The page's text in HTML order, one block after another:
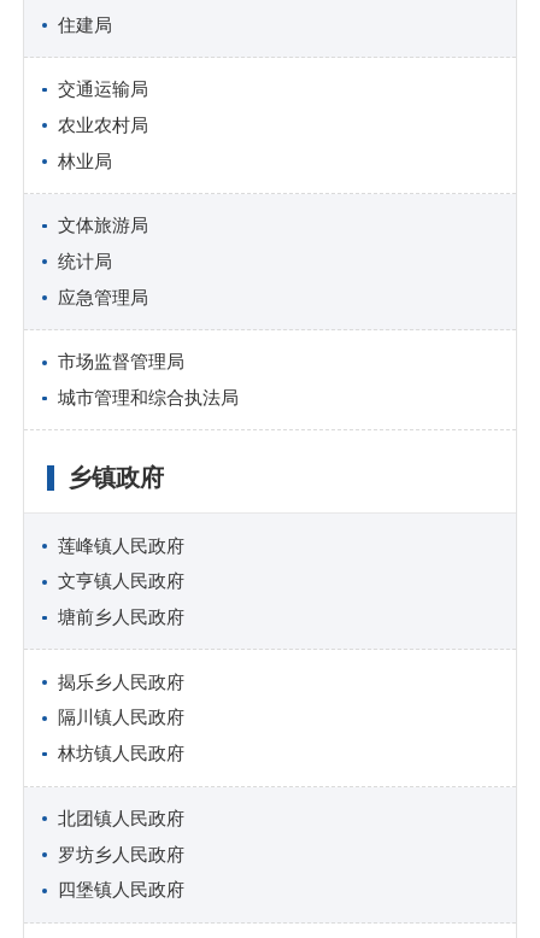
住建局
交通运输局
农业农村局
林业局
文体旅游局
统计局
应急管理局
市场监督管理局
城市管理和综合执法局
乡镇政府
莲峰镇人民政府
文亨镇人民政府
塘前乡人民政府
揭乐乡人民政府
隔川镇人民政府
林坊镇人民政府
北团镇人民政府
罗坊乡人民政府
四堡镇人民政府